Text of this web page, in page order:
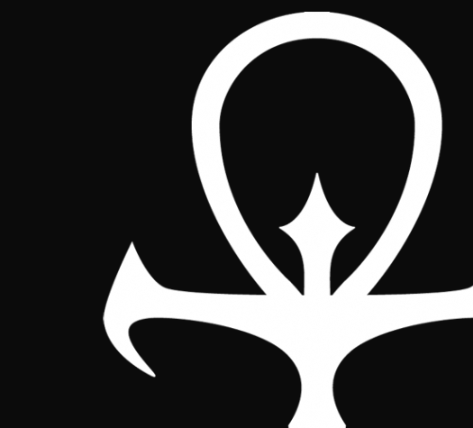
Sistema de
n esta sección, se presentan las
detallada sobre cada una, como el
libertad de participar en los torneos que
computan sus 5 mejores puntuaciones, y
Buena suerte a todos y que gane el mejor!
Liga 2026-2027